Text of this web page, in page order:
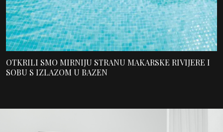
OTKRILI SMO MIRNIJU STRANU MAKARSKE RIVIJERE I
SOBU S IZLAZOM U BAZEN